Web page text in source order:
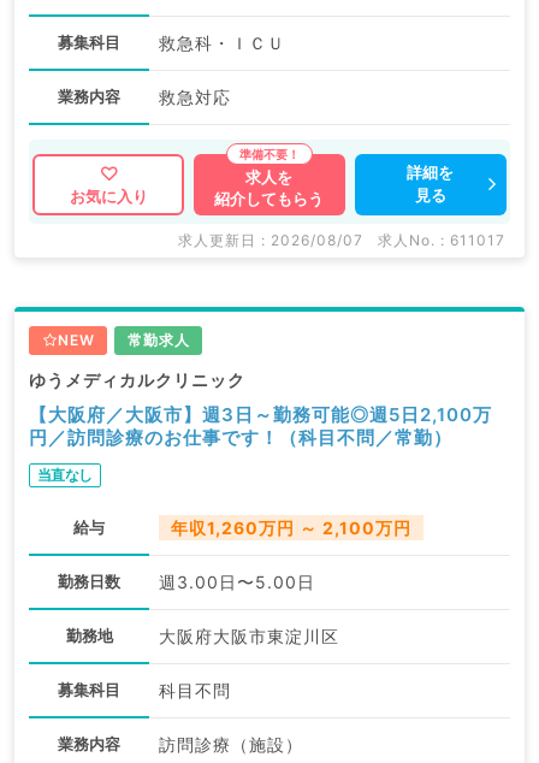
募集科目 救急科・ＩＣＵ
業務内容 救急対応
お気に入り
求人を
紹介してもらう
詳細を
見る
求人更新日 : 2026/08/07 求人No. : 611017
NEW 常勤求人
ゆうメディカルクリニック
【大阪府／大阪市】週3日～勤務可能◎週5日2,100万
円／訪問診療のお仕事です！（科目不問／常勤）
当直なし
給与 年収1,260万円 ～ 2,100万円
勤務日数 週3.00日〜5.00日
勤務地 大阪府大阪市東淀川区
募集科目 科目不問
業務内容 訪問診療（施設）